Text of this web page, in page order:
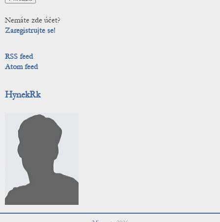
Nemáte zde účet?
Zaregistrujte se!
RSS feed
Atom feed
HynekRk